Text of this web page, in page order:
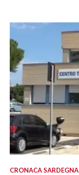
CRONACA SARDEGNA